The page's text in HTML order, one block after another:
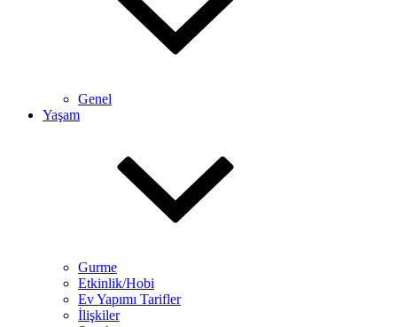
Genel
Yaşam
Gurme
Etkinlik/Hobi
Ev Yapımı Tarifler
İlişkiler